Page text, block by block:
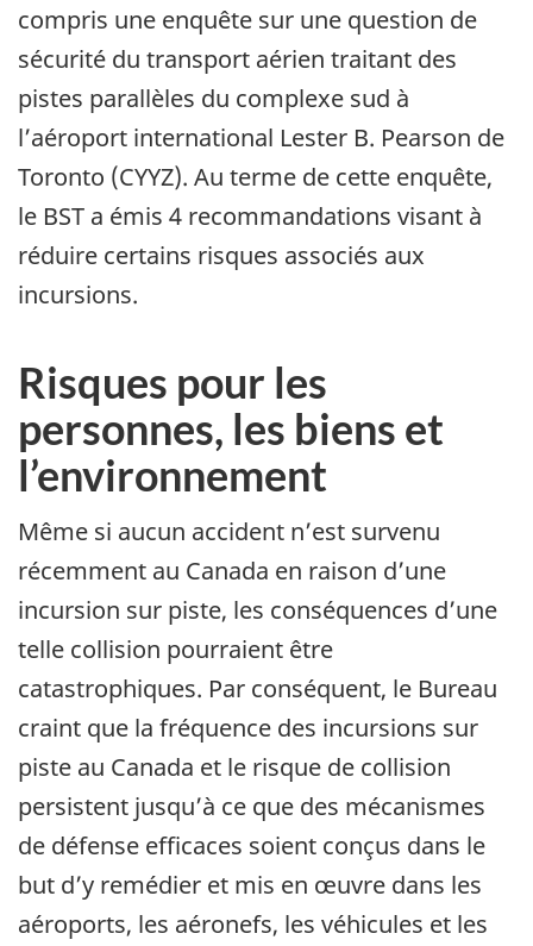
compris une enquête sur une question de
sécurité du transport aérien traitant des
pistes parallèles du complexe sud à
l’aéroport international Lester B. Pearson de
Toronto (CYYZ). Au terme de cette enquête,
le BST a émis 4 recommandations visant à
réduire certains risques associés aux
incursions.
Risques pour les
personnes, les biens et
l’environnement
Même si aucun accident n’est survenu
récemment au Canada en raison d’une
incursion sur piste, les conséquences d’une
telle collision pourraient être
catastrophiques. Par conséquent, le Bureau
craint que la fréquence des incursions sur
piste au Canada et le risque de collision
persistent jusqu’à ce que des mécanismes
de défense efficaces soient conçus dans le
but d’y remédier et mis en œuvre dans les
aéroports, les aéronefs, les véhicules et les